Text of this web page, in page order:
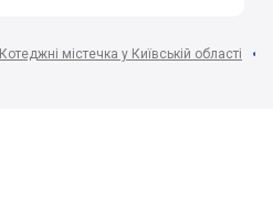
Котеджні містечка у Київській області